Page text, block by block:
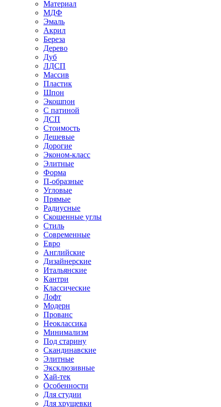
Материал
МДФ
Эмаль
Акрил
Береза
Дерево
Дуб
ЛДСП
Массив
Пластик
Шпон
Экошпон
С патиной
ДСП
Стоимость
Дешевые
Дорогие
Эконом-класс
Элитные
Форма
П-образные
Угловые
Прямые
Радиусные
Скошенные углы
Стиль
Современные
Евро
Английские
Дизайнерские
Итальянские
Кантри
Классические
Лофт
Модерн
Прованс
Неоклассика
Минимализм
Под старину
Скандинавские
Элитные
Эксклюзивные
Хай-тек
Особенности
Для студии
Для хрущевки